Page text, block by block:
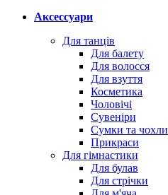
Аксессуари
Для танців
Для балету
Для волосся
Для взуття
Косметика
Чоловічі
Сувеніри
Сумки та чохли
Прикраси
Для гімнастики
Для булав
Для стрічки